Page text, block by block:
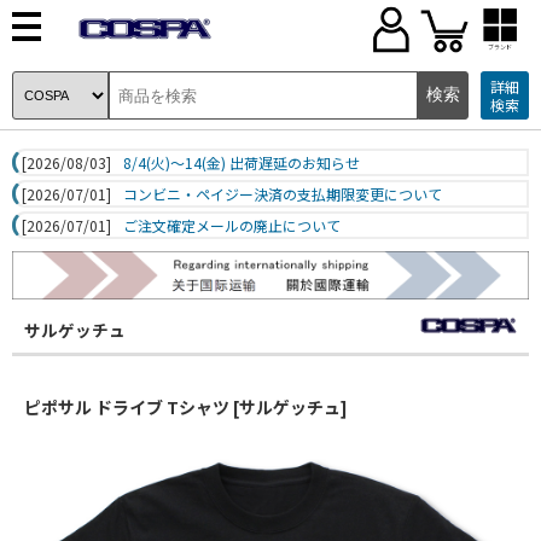
ブランド
詳細
検索
[2026/08/03]
8/4(火)～14(金) 出荷遅延のお知らせ
[2026/07/01]
コンビニ・ペイジー決済の支払期限変更について
[2026/07/01]
ご注文確定メールの廃止について
サルゲッチュ
ピポサル ドライブ Tシャツ [サルゲッチュ]